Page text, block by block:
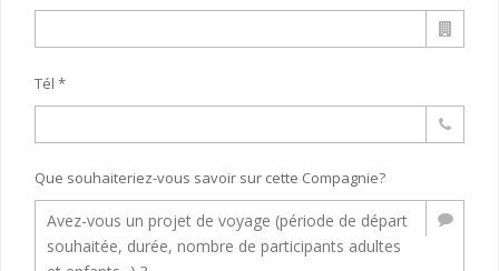
Tél *
Que souhaiteriez-vous savoir sur cette Compagnie?